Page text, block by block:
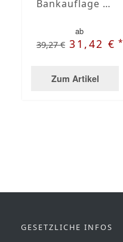
Bankauflage nach Maß mit Stegsaum
ab
39,27 € 31,42 €*
Zum Artikel
GESETZLICHE INFOS